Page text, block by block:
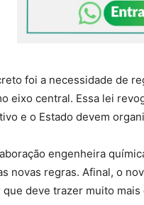
foi a necessidade de
eixo central. Essa lei
e o Estado devem
engenheira
novas regras. Afinal, o
deve trazer muito mais